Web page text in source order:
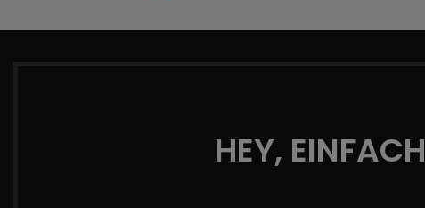
HEY,